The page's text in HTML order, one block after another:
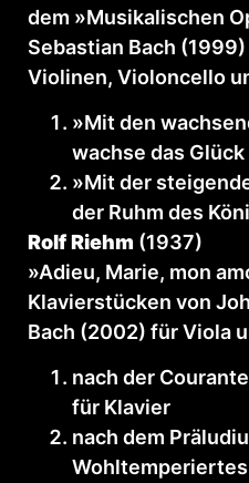
dem »Musikalischen
Sebastian Bach
Violinen, Violoncello
»Mit den
wachse das
»Mit der
der Ruhm des
Rolf Riehm (1937)
»Adieu, Marie, mon
Klavierstücken von
Bach (2002) für Viola
nach der
für Klavier
nach dem
Wohltemperiertes